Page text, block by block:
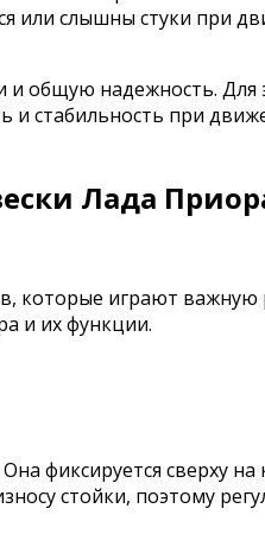
или слышны стуки при
общую надежность.
и стабильность при
Лада
которые играют
и их функции.
фиксируется сверху
стойки, поэтому